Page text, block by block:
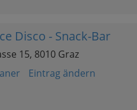
Disco - Snack-Bar
15, 8010 Graz
Eintrag ändern